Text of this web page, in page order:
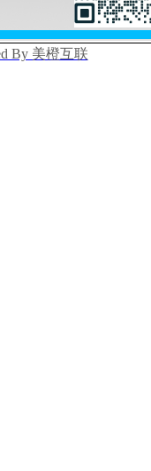
By 美橙互联